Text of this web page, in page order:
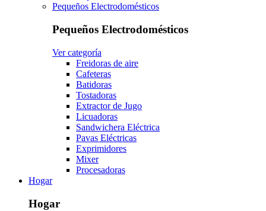
Pequeños Electrodomésticos
Pequeños Electrodomésticos
Ver categoría
Freidoras de aire
Cafeteras
Batidoras
Tostadoras
Extractor de Jugo
Licuadoras
Sandwichera Eléctrica
Pavas Eléctricas
Exprimidores
Mixer
Procesadoras
Hogar
Hogar